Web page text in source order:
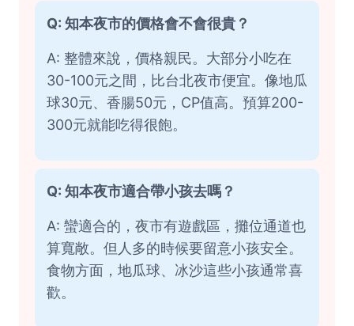
Q: 知本夜市的價格會不會很貴？
A: 整體來說，價格親民。大部分小吃在
30-100元之間，比台北夜市便宜。像地瓜
球30元、香腸50元，CP值高。預算200-
300元就能吃得很飽。
Q: 知本夜市適合帶小孩去嗎？
A: 蠻適合的，夜市有遊戲區，攤位通道也
算寬敞。但人多的時候要留意小孩安全。
食物方面，地瓜球、冰沙這些小孩通常喜
歡。